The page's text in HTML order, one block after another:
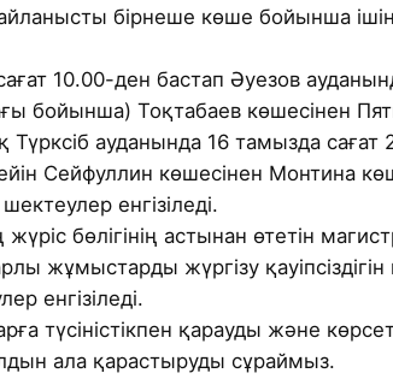
бірнеше көше бойынша
10.00-ден бастап Әуезов
бойынша) Тоқтабаев көшесінен
Түрксіб ауданында 16 тамызда сағат
Сейфуллин көшесінен Монтина
енгізіледі.
бөлігінің астынан өтетін
жұмыстарды жүргізу
енгізіледі.
түсіністікпен қарауды және
ала қарастыруды сұраймыз.